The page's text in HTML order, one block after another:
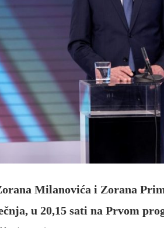
Milanovića i Zorana
u 20,15 sati na Prvom